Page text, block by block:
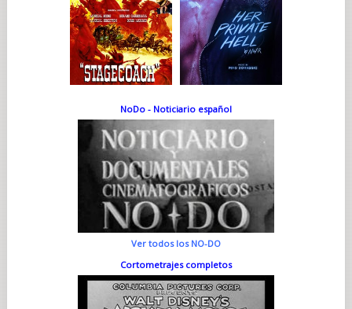
NoDo - Noticiario español
Ver todos los NO-DO
Cortometrajes completos